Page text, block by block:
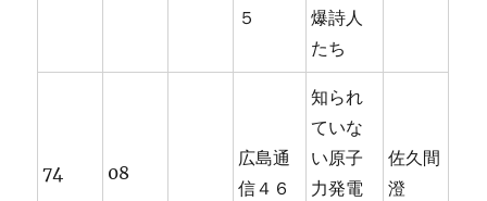
５
爆詩人
たち
74 08
広島通
信４６
知られ
ていな
い原子
力発電
佐久間
澄